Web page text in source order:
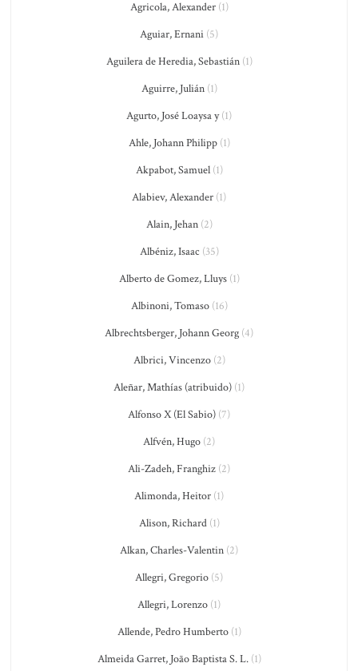
Agricola, Alexander(1)
Aguiar, Ernani (5)
Aguilera de Heredia, Sebastián(1)
Aguirre, Julián(1)
Agurto, José Loaysa y(1)
Ahle, Johann Philipp(1)
Akpabot, Samuel(1)
Alabiev, Alexander (1)
Alain, Jehan(2)
Albéniz, Isaac (35)
Alberto de Gomez, Lluys(1)
Albinoni, Tomaso(16)
Albrechtsberger, Johann Georg (4)
Albrici, Vincenzo(2)
Aleñar, Mathías (atribuido) (1)
Alfonso X (El Sabio) (7)
Alfvén, Hugo (2)
Ali-Zadeh, Franghiz (2)
Alimonda, Heitor (1)
Alison, Richard(1)
Alkan, Charles-Valentin (2)
Allegri, Gregorio (5)
Allegri, Lorenzo (1)
Allende, Pedro Humberto(1)
Almeida Garret, João Baptista S. L.(1)